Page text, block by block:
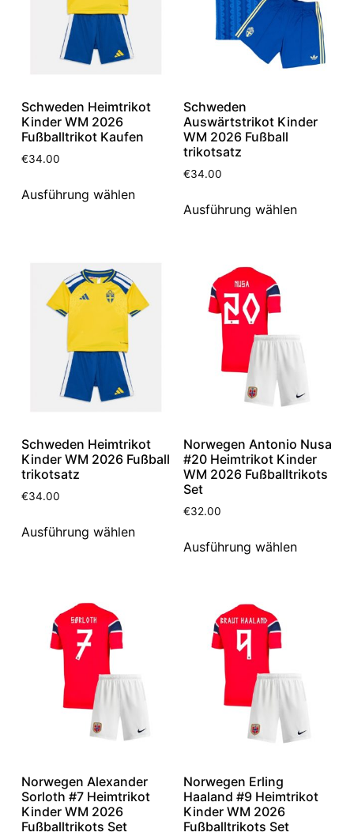
Schweden Heimtrikot
Kinder WM 2026
Fußballtrikot Kaufen
€34.00
Ausführung wählen
Schweden
Auswärtstrikot Kinder
WM 2026 Fußball
trikotsatz
€34.00
Ausführung wählen
Schweden Heimtrikot
Kinder WM 2026 Fußball
trikotsatz
€34.00
Ausführung wählen
Norwegen Antonio Nusa
#20 Heimtrikot Kinder
WM 2026 Fußballtrikots
Set
€32.00
Ausführung wählen
Norwegen Alexander
Sorloth #7 Heimtrikot
Kinder WM 2026
Fußballtrikots Set
Norwegen Erling
Haaland #9 Heimtrikot
Kinder WM 2026
Fußballtrikots Set